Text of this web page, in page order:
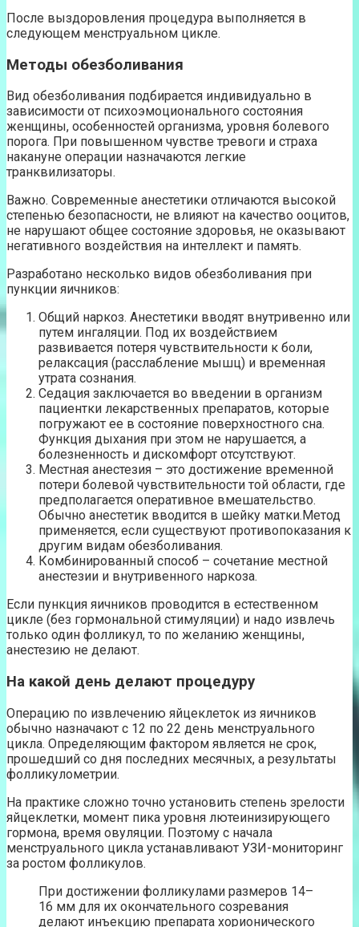
После выздоровления процедура выполняется в
следующем менструальном цикле.
Методы обезболивания
Вид обезболивания подбирается индивидуально в
зависимости от психоэмоционального состояния
женщины, особенностей организма, уровня болевого
порога. При повышенном чувстве тревоги и страха
накануне операции назначаются легкие
транквилизаторы.
Важно. Современные анестетики отличаются высокой
степенью безопасности, не влияют на качество ооцитов,
не нарушают общее состояние здоровья, не оказывают
негативного воздействия на интеллект и память.
Разработано несколько видов обезболивания при
пункции яичников:
Общий наркоз. Анестетики вводят внутривенно или
путем ингаляции. Под их воздействием
развивается потеря чувствительности к боли,
релаксация (расслабление мышц) и временная
утрата сознания.
Седация заключается во введении в организм
пациентки лекарственных препаратов, которые
погружают ее в состояние поверхностного сна.
Функция дыхания при этом не нарушается, а
болезненность и дискомфорт отсутствуют.
Местная анестезия – это достижение временной
потери болевой чувствительности той области, где
предполагается оперативное вмешательство.
Обычно анестетик вводится в шейку матки.Метод
применяется, если существуют противопоказания к
другим видам обезболивания.
Комбинированный способ – сочетание местной
анестезии и внутривенного наркоза.
Если пункция яичников проводится в естественном
цикле (без гормональной стимуляции) и надо извлечь
только один фолликул, то по желанию женщины,
анестезию не делают.
На какой день делают процедуру
Операцию по извлечению яйцеклеток из яичников
обычно назначают с 12 по 22 день менструального
цикла. Определяющим фактором является не срок,
прошедший со дня последних месячных, а результаты
фолликулометрии.
На практике сложно точно установить степень зрелости
яйцеклетки, момент пика уровня лютеинизирующего
гормона, время овуляции. Поэтому с начала
менструального цикла устанавливают УЗИ-мониторинг
за ростом фолликулов.
При достижении фолликулами размеров 14–
16 мм для их окончательного созревания
делают инъекцию препарата хорионического